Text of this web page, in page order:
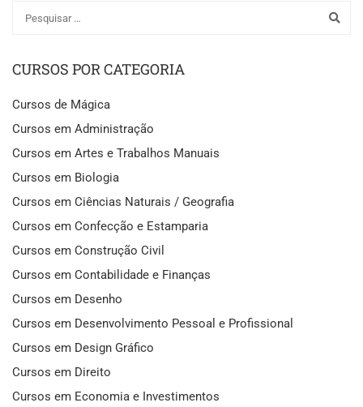
CURSOS POR CATEGORIA
Cursos de Mágica
Cursos em Administração
Cursos em Artes e Trabalhos Manuais
Cursos em Biologia
Cursos em Ciências Naturais / Geografia
Cursos em Confecção e Estamparia
Cursos em Construção Civil
Cursos em Contabilidade e Finanças
Cursos em Desenho
Cursos em Desenvolvimento Pessoal e Profissional
Cursos em Design Gráfico
Cursos em Direito
Cursos em Economia e Investimentos